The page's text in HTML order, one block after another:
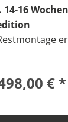
16 Wochen
€ *